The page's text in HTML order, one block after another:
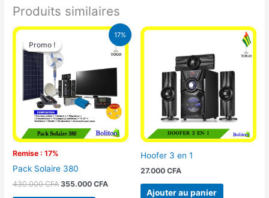
Produits similaires
17%
Promo !
Remise : 17%
Promo !
Pack Solaire 380
430.000CFA
Le
initial
était :
430.000 CFA.
355.000CFA
Le
prix
actuel
355.000 CFA.
Hoofer 3 en 1
27.000 CFA
Ajouter au panier